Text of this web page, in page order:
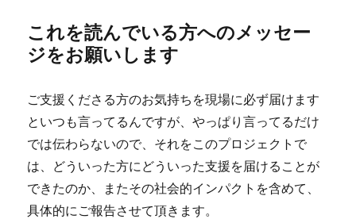
これを読んでいる方へのメッセー
ジをお願いします
ご支援くださる方のお気持ちを現場に必ず届けます
といつも言ってるんですが、やっぱり言ってるだけ
では伝わらないので、それをこのプロジェクトで
は、どういった方にどういった支援を届けることが
できたのか、またその社会的インパクトを含めて、
具体的にご報告させて頂きます。